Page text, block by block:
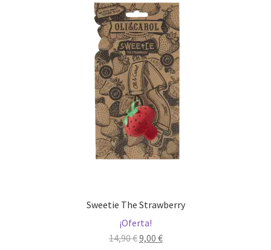
Sweetie The Strawberry
¡Oferta!
14,90€El
9,00 €El